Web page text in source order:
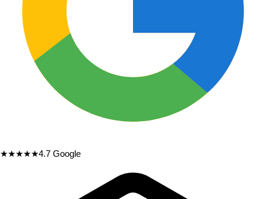
★★★★★4.7 Google